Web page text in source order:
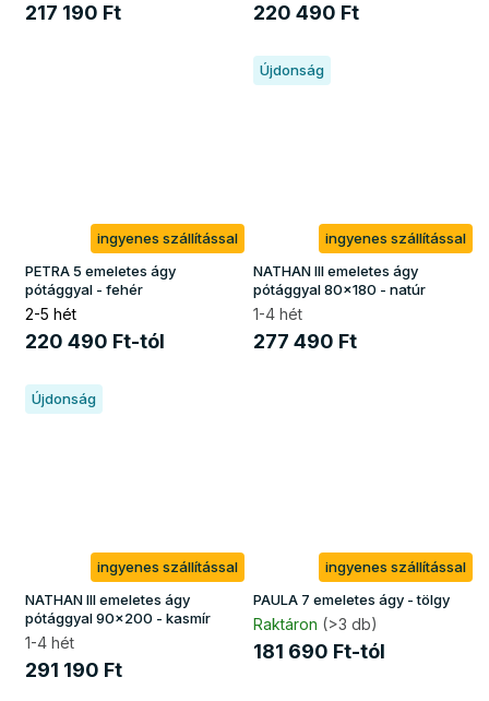
217 190 Ft 220 490 Ft
ingyenes szállítással
PETRA 5 emeletes ágy
pótággyal - fehér
2-5 hét
220 490 Ft-tól
Újdonság
ingyenes szállítással
NATHAN III emeletes ágy
pótággyal 80x180 - natúr
1-4 hét
277 490 Ft
Újdonság
ingyenes szállítással
NATHAN III emeletes ágy
pótággyal 90x200 - kasmír
1-4 hét
291 190 Ft
ingyenes szállítással
PAULA 7 emeletes ágy - tölgy
Raktáron (>3 db)
181 690 Ft-tól